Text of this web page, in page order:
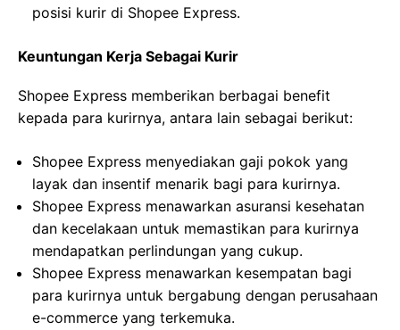
posisi kurir di Shopee Express.
Keuntungan Kerja Sebagai Kurir
Shopee Express memberikan berbagai benefit
kepada para kurirnya, antara lain sebagai berikut:
Shopee Express menyediakan gaji pokok yang
layak dan insentif menarik bagi para kurirnya.
Shopee Express menawarkan asuransi kesehatan
dan kecelakaan untuk memastikan para kurirnya
mendapatkan perlindungan yang cukup.
Shopee Express menawarkan kesempatan bagi
para kurirnya untuk bergabung dengan perusahaan
e-commerce yang terkemuka.